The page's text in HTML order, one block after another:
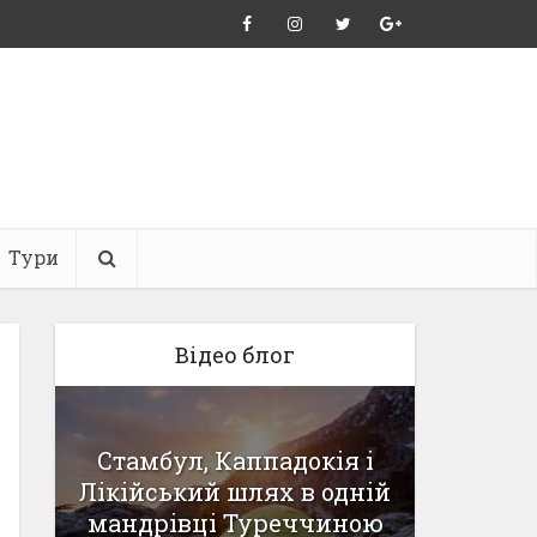
Тури
Відео блог
Стамбул, Каппадокія і
Лікійський шлях в одній
мандрівці Туреччиною